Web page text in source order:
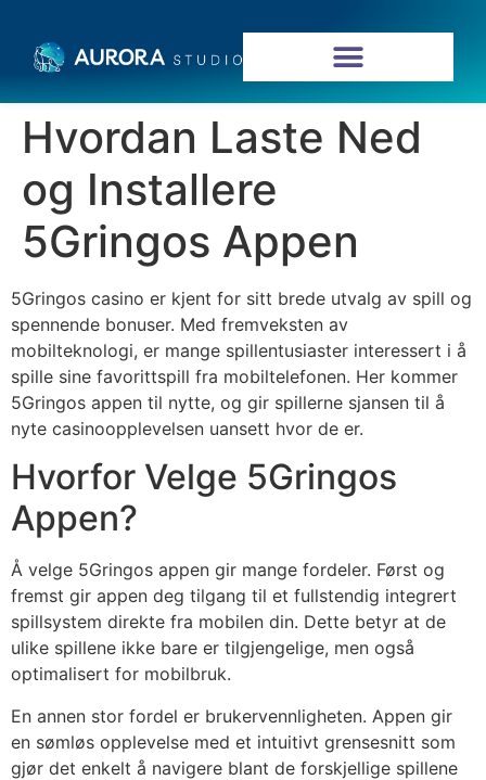
Hvordan Laste Ned
og Installere
5Gringos Appen
5Gringos casino er kjent for sitt brede utvalg av spill og
spennende bonuser. Med fremveksten av
mobilteknologi, er mange spillentusiaster interessert i å
spille sine favorittspill fra mobiltelefonen. Her kommer
5Gringos appen til nytte, og gir spillerne sjansen til å
nyte casinoopplevelsen uansett hvor de er.
Hvorfor Velge 5Gringos
Appen?
Å velge 5Gringos appen gir mange fordeler. Først og
fremst gir appen deg tilgang til et fullstendig integrert
spillsystem direkte fra mobilen din. Dette betyr at de
ulike spillene ikke bare er tilgjengelige, men også
optimalisert for mobilbruk.
En annen stor fordel er brukervennligheten. Appen gir
en sømløs opplevelse med et intuitivt grensesnitt som
gjør det enkelt å navigere blant de forskjellige spillene